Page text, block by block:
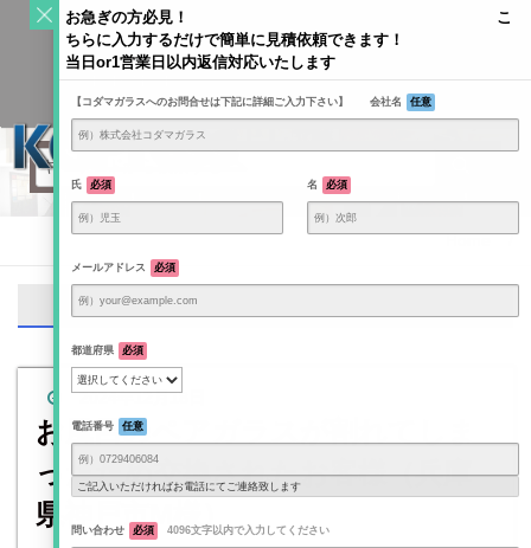
KODAMAGLASS公式ブログ | ガラス情報発信メディア
Home /
二重窓
2024年12月18日
お風呂のペアガラスが割れてしま
ったため交換されたお客様（兵庫
県神戸市M様）
お急ぎの方必見！ こ
ちらに入力するだけで簡単に見積依頼できます！
当日or1営業日以内返信対応いたします
【コダマガラスへのお問合せは下記に詳細ご入力下さい】 会社名 任意
氏 必須 名 必須
メールアドレス 必須
都道府県 必須
電話番号 任意
ご記入いただければお電話にてご連絡致します
問い合わせ 必須 4096文字以内で入力してください